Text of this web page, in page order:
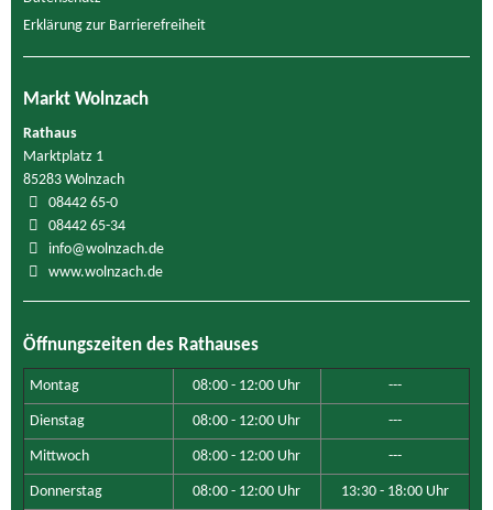
Erklärung zur Barrierefreiheit
Markt Wolnzach
Rathaus
Marktplatz 1
85283 Wolnzach
08442 65-0
08442 65-34
info@wolnzach.de
www.wolnzach.de
Öffnungszeiten des Rathauses
Montag 08:00 - 12:00 Uhr ---
Dienstag 08:00 - 12:00 Uhr ---
Mittwoch 08:00 - 12:00 Uhr ---
Donnerstag 08:00 - 12:00 Uhr 13:30 - 18:00 Uhr